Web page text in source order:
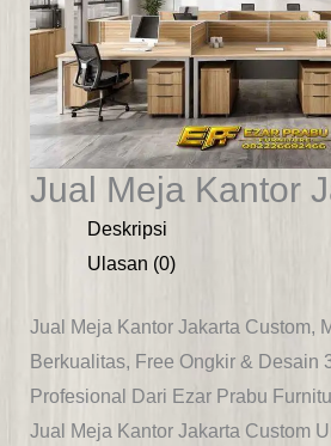
Jual Meja Kantor
Deskripsi
Ulasan (0)
Jual Meja Kantor Jakarta Custom,
Berkualitas, Free Ongkir & Desain
Profesional Dari Ezar Prabu
Jual Meja Kantor Jakarta Custom